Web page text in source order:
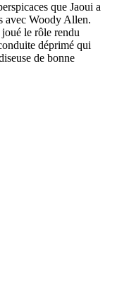
que Jaoui a
avec Woody Allen.
le rôle rendu
déprimé qui
de bonne